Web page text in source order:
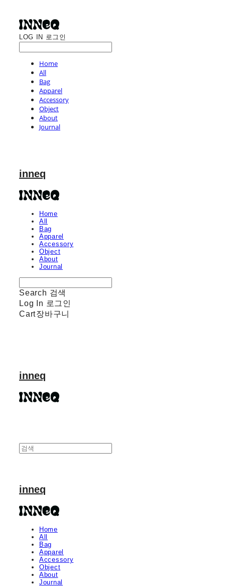
LOG IN 로그인
Home
All
Bag
Apparel
Accessory
Object
About
Journal
inneq
Home
All
Bag
Apparel
Accessory
Object
About
Journal
Search 검색
Log In 로그인
Cart장바구니
inneq
inneq
Home
All
Bag
Apparel
Accessory
Object
About
Journal